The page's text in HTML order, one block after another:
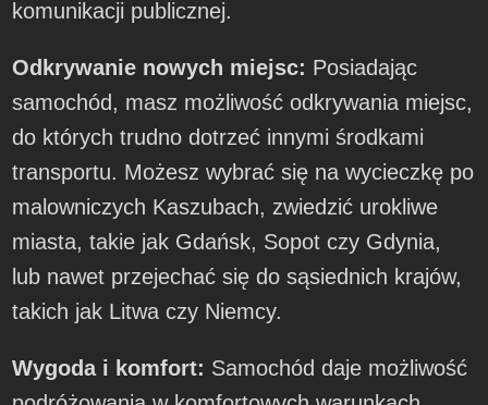
komunikacji publicznej.
Odkrywanie nowych miejsc: Posiadając
samochód, masz możliwość odkrywania miejsc,
do których trudno dotrzeć innymi środkami
transportu. Możesz wybrać się na wycieczkę po
malowniczych Kaszubach, zwiedzić urokliwe
miasta, takie jak Gdańsk, Sopot czy Gdynia,
lub nawet przejechać się do sąsiednich krajów,
takich jak Litwa czy Niemcy.
Wygoda i komfort: Samochód daje możliwość